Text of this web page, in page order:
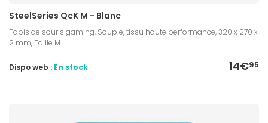
SteelSeries QcK M - Blanc
Tapis de souris gaming, Souple, tissu haute performance, 320 x 270 x
2 mm, Taille M
14€95
Dispo web : En stock